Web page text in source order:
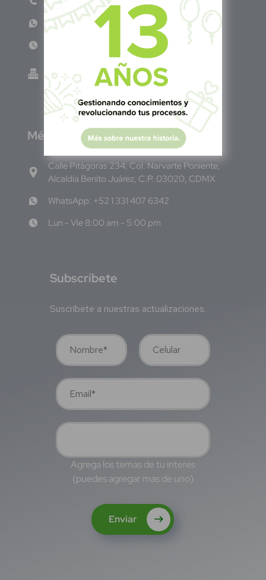
WhatsApp: +503 7687 3923
Lun - Vie 8:00am - 5:00pm
Green Know S.A de C.V - El Salvador 0614-
220118-102-0
México
Calle Pitágoras 234, Col. Narvarte Poniente,
Alcaldía Benito Juárez, C.P. 03020, CDMX
WhatsApp: +52 1 331 407 6342
Lun - Vie 8:00 am - 5:00 pm
Subscríbete
Suscríbete a nuestras actualizaciones.
Agrega los temas de tu interes
(puedes agregar mas de uno)
Enviar